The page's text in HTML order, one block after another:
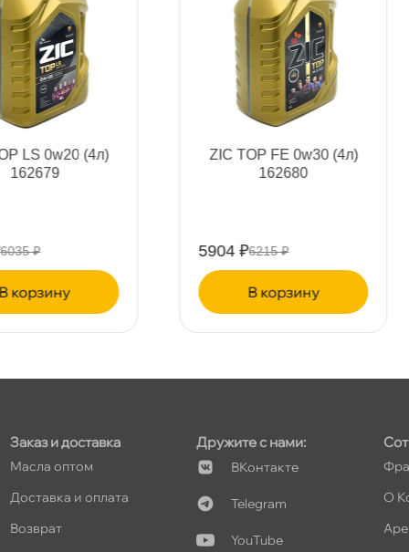
Mobil 1 ESP 0W30 (1л)
153753/153346 / 157747
₽
корзину
Mobil 1 ESP 0W30 (4л)
153754/153347/157748
7154 ₽
корзину
Заказ и доставка
Масла оптом
Доставка и оплата
озврат
Дружите с нами:
Контакте
Telegram
YouTube
О